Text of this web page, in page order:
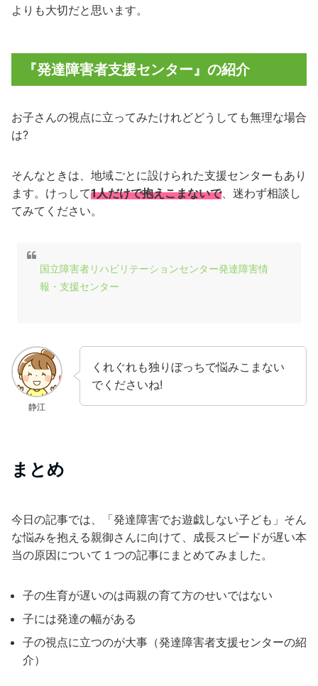
よりも大切だと思います。
『発達障害者支援センター』の紹介
お子さんの視点に立ってみたけれどどうしても無理な場合
は?
そんなときは、地域ごとに設けられた支援センターもあり
ます。けっして1人だけで抱えこまないで、迷わず相談し
てみてください。
国立障害者リハビリテーションセンター発達障害情
報・支援センター
静江
くれぐれも独りぼっちで悩みこまない
でくださいね!
まとめ
今日の記事では、「発達障害でお遊戯しない子ども」そん
な悩みを抱える親御さんに向けて、成長スピードが遅い本
当の原因について１つの記事にまとめてみました。
子の生育が遅いのは両親の育て方のせいではない
子には発達の幅がある
子の視点に立つのが大事（発達障害者支援センターの紹
介）